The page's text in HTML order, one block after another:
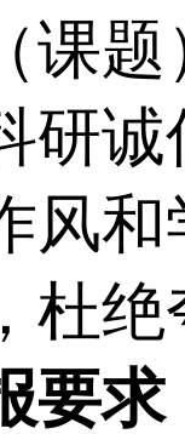
课
研
风
杜
要求